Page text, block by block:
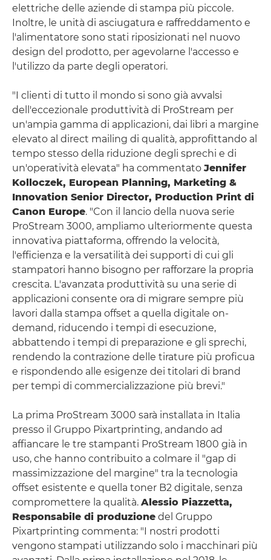
elettriche delle aziende di stampa più piccole.
Inoltre, le unità di asciugatura e raffreddamento e
l'alimentatore sono stati riposizionati nel nuovo
design del prodotto, per agevolarne l'accesso e
l'utilizzo da parte degli operatori.
"I clienti di tutto il mondo si sono già avvalsi
dell'eccezionale produttività di ProStream per
un'ampia gamma di applicazioni, dai libri a margine
elevato al direct mailing di qualità, approfittando al
tempo stesso della riduzione degli sprechi e di
un'operatività elevata" ha commentato Jennifer
Kolloczek, European Planning, Marketing &
Innovation Senior Director, Production Print di
Canon Europe. "Con il lancio della nuova serie
ProStream 3000, ampliamo ulteriormente questa
innovativa piattaforma, offrendo la velocità,
l'efficienza e la versatilità dei supporti di cui gli
stampatori hanno bisogno per rafforzare la propria
crescita. L'avanzata produttività su una serie di
applicazioni consente ora di migrare sempre più
lavori dalla stampa offset a quella digitale on-
demand, riducendo i tempi di esecuzione,
abbattendo i tempi di preparazione e gli sprechi,
rendendo la contrazione delle tirature più proficua
e rispondendo alle esigenze dei titolari di brand
per tempi di commercializzazione più brevi."
La prima ProStream 3000 sarà installata in Italia
presso il Gruppo Pixartprinting, andando ad
affiancare le tre stampanti ProStream 1800 già in
uso, che hanno contribuito a colmare il "gap di
massimizzazione del margine" tra la tecnologia
offset esistente e quella toner B2 digitale, senza
compromettere la qualità. Alessio Piazzetta,
Responsabile di produzione del Gruppo
Pixartprinting commenta: "I nostri prodotti
vengono stampati utilizzando solo i macchinari più